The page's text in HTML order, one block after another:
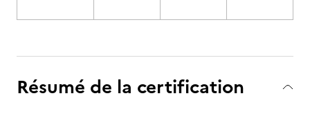
Résumé de la certification